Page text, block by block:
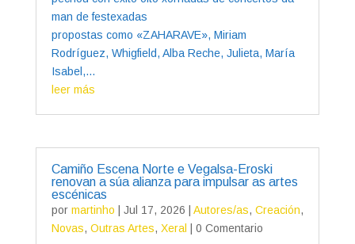
man de festexadas
propostas como «ZAHARAVE», Miriam
Rodríguez, Whigfield, Alba Reche, Julieta, María
Isabel,...
leer más
Camiño Escena Norte e Vegalsa-Eroski
renovan a súa alianza para impulsar as artes
escénicas
por martinho Jul 17, 2026 Autores/as, Creación,
Novas, Outras Artes, Xeral
| 0 Comentario